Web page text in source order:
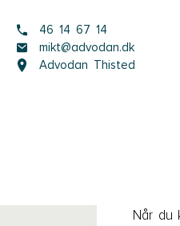
46 14 67 14
mikt@advodan.dk
Advodan Thisted
Når du